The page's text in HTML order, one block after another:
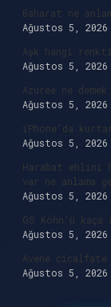
Baharat ne
Ağustos 5, 2026
Aşk hangi
Ağustos 5, 2026
Azuree ne demek
Ağustos 5, 2026
iPhone’da
Ağustos 5, 2026
Harabat ehlini
var ne anlama
Ağustos 5, 2026
GS Köhn’ü kaça
Ağustos 5, 2026
Avene
Ağustos 5, 2026